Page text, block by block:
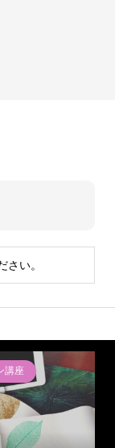
さい。
講座